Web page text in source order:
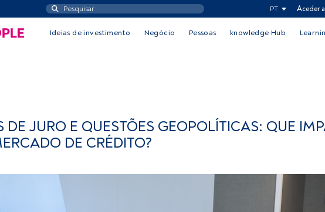
PT Aceder
Ideias de investimento Negócio Pessoas knowledge Hub
JURO E QUESTÕES GEOPOLÍTICAS: QUE
DE CRÉDITO?